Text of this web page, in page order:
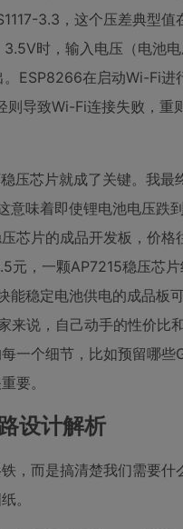
3.3，这个压差典型
时，输入电压（电池
ESP8266在启动Wi-Fi进
导致Wi-Fi连接失败，重
压芯片就成了关键。我
意味着即使锂电池电压跌
芯片的成品开发板，价
元，一颗AP7215稳压芯
能稳定电池供电的成品板
来说，自己动手的性价比
一个细节，比如预留哪
要。
设计解析
，而是搞清楚我们需要
。